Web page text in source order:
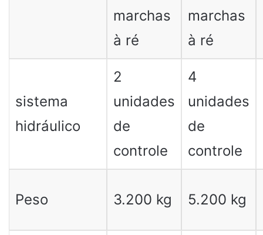
marchas
à ré
marchas
à ré
sistema
hidráulico
2
unidades
de
controle
4
unidades
de
controle
Peso 3.200 kg 5.200 kg